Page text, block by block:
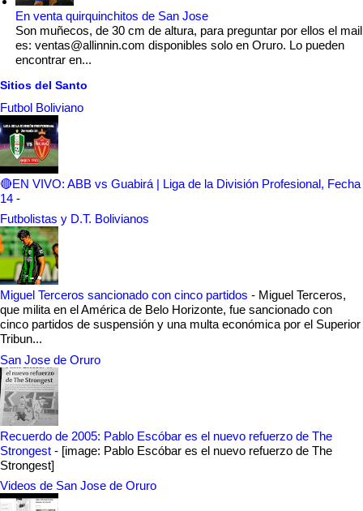
En venta quirquinchitos de San Jose
Son muñecos, de 30 cm de altura, para preguntar por ellos el mail
es: ventas@allinnin.com disponibles solo en Oruro. Lo pueden
encontrar en...
Sitios del Santo
Futbol Boliviano
🔴EN VIVO: ABB vs Guabirá | Liga de la División Profesional, Fecha
14 -
Futbolistas y D.T. Bolivianos
Miguel Terceros sancionado con cinco partidos - Miguel Terceros,
que milita en el América de Belo Horizonte, fue sancionado con
cinco partidos de suspensión y una multa económica por el Superior
Tribun...
San Jose de Oruro
Recuerdo de 2005: Pablo Escóbar es el nuevo refuerzo de The
Strongest - [image: Pablo Escóbar es el nuevo refuerzo de The
Strongest]
Videos de San Jose de Oruro